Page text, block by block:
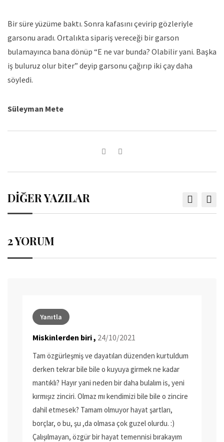
Bir süre yüzüme baktı. Sonra kafasını çevirip gözleriyle
garsonu aradı. Ortalıkta sipariş vereceği bir garson
bulamayınca bana dönüp “E ne var bunda? Olabilir yani. Başka
iş buluruz olur biter” deyip garsonu çağırıp iki çay daha
söyledi.
Süleyman Mete
DİĞER YAZILAR
2 YORUM
Yanıtla
Miskinlerden biri , 24/10/2021
Tam özgürleşmiş ve dayatılan düzenden kurtuldum
derken tekrar bile bile o kuyuya girmek ne kadar
mantıklı? Hayır yani neden bir daha bulalım is, yeni
kırmışız zinciri. Olmaz mı kendimizi bile bile o zincire
dahil etmesek? Tamam olmuyor hayat şartları,
borçlar, o bu, şu ,da olmasa çok guzel olurdu. :)
Çalışılmayan, özgür bir hayat temennisi bırakayım